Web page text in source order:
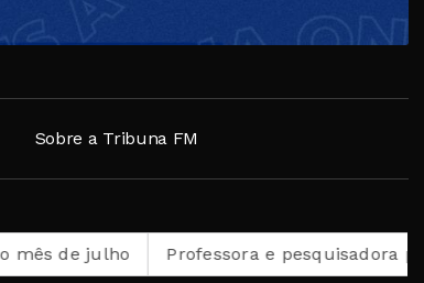
Sobre a Tribuna FM
Professora e pesquisadora petropolitana é